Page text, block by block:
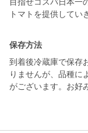
トマトを提供してい
保存方法
到着後冷蔵庫で保存
りませんが、品種に
がございます。お好